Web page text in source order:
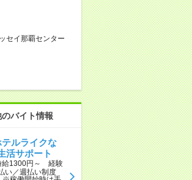
セイ那覇センター
バイト情報
ルライクな
活サポート
給1300円～ 経験
／週払い制度